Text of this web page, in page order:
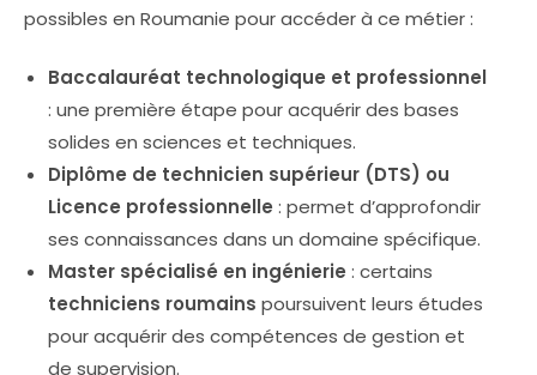
possibles en Roumanie pour accéder à ce métier :
Baccalauréat technologique et professionnel
: une première étape pour acquérir des bases
solides en sciences et techniques.
Diplôme de technicien supérieur (DTS) ou
Licence professionnelle : permet d’approfondir
ses connaissances dans un domaine spécifique.
Master spécialisé en ingénierie : certains
techniciens roumains poursuivent leurs études
pour acquérir des compétences de gestion et
de supervision.